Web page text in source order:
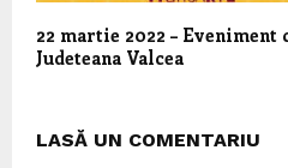
22 martie 2022 –
Judeteana Valcea
LASĂ UN COMENTARIU